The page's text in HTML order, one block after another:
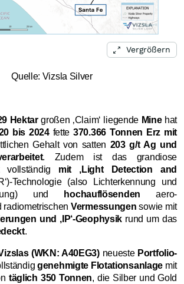
Vergrößern
Quelle: Vizsla Silver
Hektargroßen ‚Claim‘ liegende Minehat
bis 2024fette370.366 Tonnen Erz mit
Gehalt von satten 203 g/t Ag und
. Zudem ist das grandiose
vollständig mit ‚Light Detection and
Technologie (also Lichterkennung und
und
hochauflösenden aero-
radiometrischen Vermessungen sowie mit
und ‚IP‘-Geophysik rund um das
.
(WKN: A40EG3)neueste Portfolio-
genehmigte Flotationsanlage mit
täglich 350 Tonnen, die Silber und Gold